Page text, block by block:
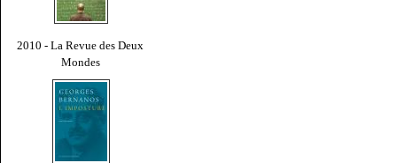
2010 - La Revue des Deux
Mondes